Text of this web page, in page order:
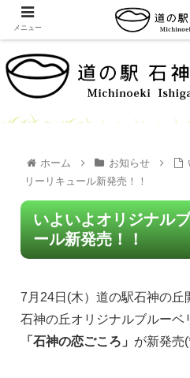
ホーム お知らせ
リーリキュール新発売！！
いよいよオリジナル
ール新発売！！
7月24日(木）道の駅石神の丘
石神の丘オリジナルブルーベ
「石神の恋ごころ」 が新発売
メニュー